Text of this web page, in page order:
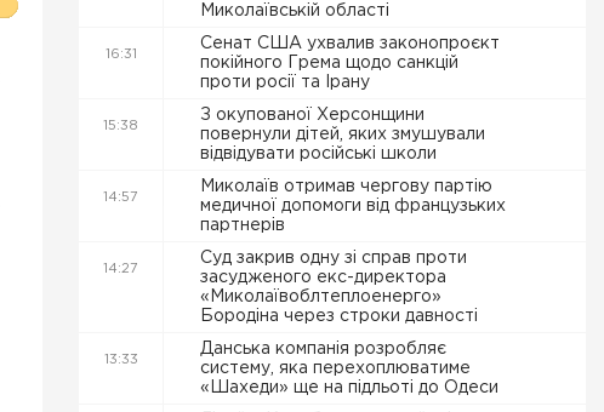
Миколаївській області
16:31
Сенат США ухвалив законопроєкт
покійного Грема щодо санкцій
проти росії та Ірану
15:38
З окупованої Херсонщини
повернули дітей, яких змушували
відвідувати російські школи
14:57
Миколаїв отримав чергову партію
медичної допомоги від французьких
партнерів
14:27
Суд закрив одну зі справ проти
засудженого екс-директора
«Миколаївоблтеплоенерго»
Бородіна через строки давності
13:33
Данська компанія розробляє
систему, яка перехоплюватиме
«Шахеди» ще на підльоті до Одеси